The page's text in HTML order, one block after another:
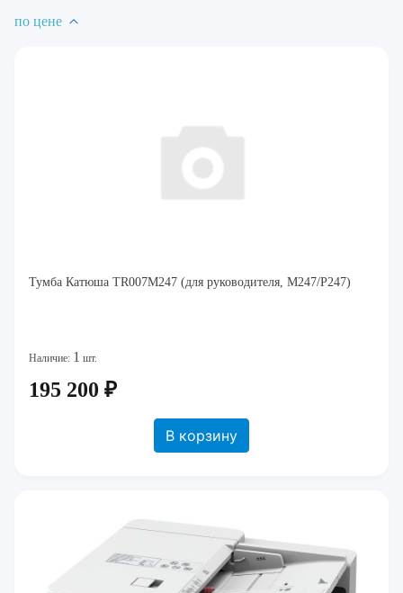
по цене
Тумба Катюша TR007M247 (для руководителя, M247/P247)
Наличие: 1 шт.
195 200 ₽
В корзину